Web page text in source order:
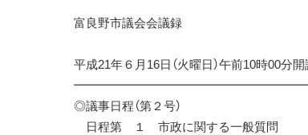
富良野市議会会議録
平成21年６月16日（火曜日）午前10時00分開
◎議事日程（第２号）
日程第 １ 市政に関する一般質問